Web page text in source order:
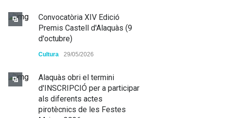
Convocatòria XIV Edició
Premis Castell d'Alaquàs (9
d'octubre)
Cultura 29/05/2026
Alaquàs obri el termini
d'INSCRIPCIÓ per a participar
als diferents actes
pirotècnics de les Festes